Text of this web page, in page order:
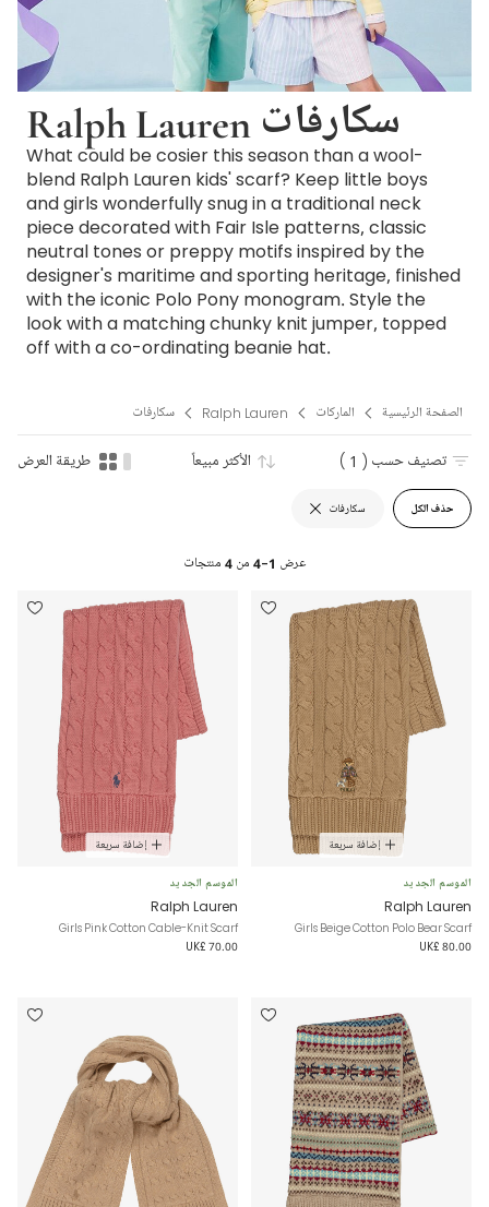
Ralph Lauren سكارفات
What could be cosier this season than a wool-
blend Ralph Lauren kids' scarf? Keep little boys
and girls wonderfully snug in a traditional neck
piece decorated with Fair Isle patterns, classic
neutral tones or preppy motifs inspired by the
designer's maritime and sporting heritage, finished
with the iconic Polo Pony monogram. Style the
look with a matching chunky knit jumper, topped
off with a co-ordinating beanie hat.
الصفحة الرئيسية الماركات Ralph Lauren سكارفات
حذف الكل سكارفات
تصنيف حسب ( 1 ) الأكثر مبيعاً طريقة العرض
عرض 1-4 من 4 منتجات
إضافة سريعة
الموسم الجديد
Ralph Lauren
Girls Beige Cotton Polo Bear Scarf
UK£ 80.00
إضافة سريعة
الموسم الجديد
Ralph Lauren
Girls Pink Cotton Cable-Knit Scarf
UK£ 70.00